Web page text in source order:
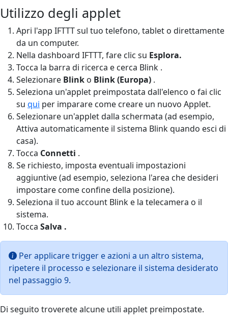
Utilizzo degli applet
Apri l'app IFTTT sul tuo telefono, tablet o direttamente
da un computer.
Nella dashboard IFTTT, fare clic su Esplora.
Tocca la barra di ricerca e cerca Blink .
Selezionare Blink o Blink (Europa) .
Seleziona un'applet preimpostata dall'elenco o fai clic
su qui per imparare come creare un nuovo Applet.
Selezionare un'applet dalla schermata (ad esempio,
Attiva automaticamente il sistema Blink quando esci di
casa).
Tocca Connetti .
Se richiesto, imposta eventuali impostazioni
aggiuntive (ad esempio, seleziona l'area che desideri
impostare come confine della posizione).
Seleziona il tuo account Blink e la telecamera o il
sistema.
Tocca Salva .
Per applicare trigger e azioni a un altro sistema,
ripetere il processo e selezionare il sistema desiderato
nel passaggio 9.
Di seguito troverete alcune utili applet preimpostate.